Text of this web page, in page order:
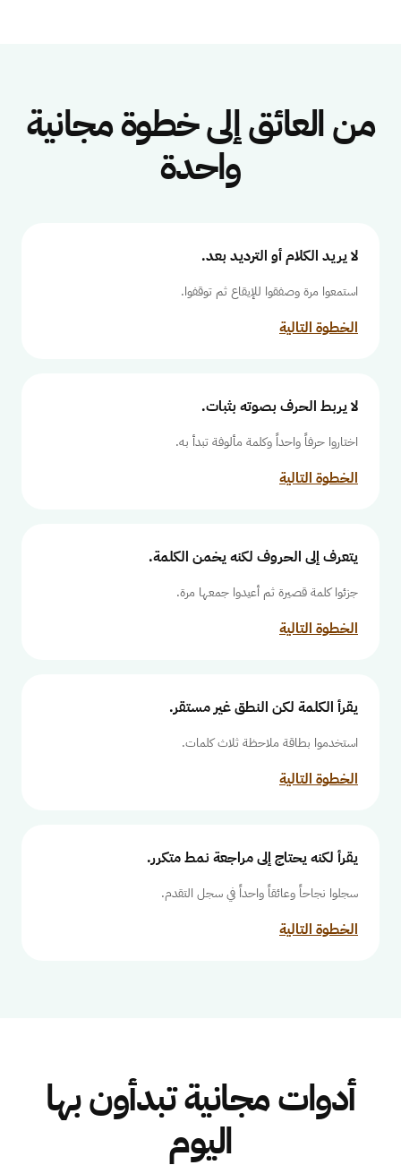
من العائق إلى خطوة مجانية
واحدة
لا يريد الكلام أو الترديد بعد.
استمعوا مرة وصفقوا للإيقاع ثم توقفوا.
الخطوة التالية
لا يربط الحرف بصوته بثبات.
اختاروا حرفاً واحداً وكلمة مألوفة تبدأ به.
الخطوة التالية
يتعرف إلى الحروف لكنه يخمن الكلمة.
جزئوا كلمة قصيرة ثم أعيدوا جمعها مرة.
الخطوة التالية
يقرأ الكلمة لكن النطق غير مستقر.
استخدموا بطاقة ملاحظة ثلاث كلمات.
الخطوة التالية
يقرأ لكنه يحتاج إلى مراجعة نمط متكرر.
سجلوا نجاحاً وعائقاً واحداً في سجل التقدم.
الخطوة التالية
أدوات مجانية تبدأون بها
اليوم